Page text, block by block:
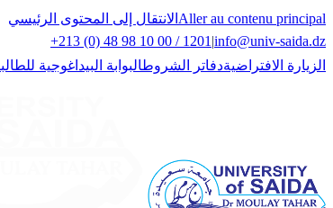
Aller au contenu principal الانتقال إلى المحتوى الرئيسي
info@univ-saida.dz
|
+213 (0) 48 98 10 00 / 1201
الزيارة الافتراضيةدفاتر الشروطالبوابة البيداغوجية للطالب